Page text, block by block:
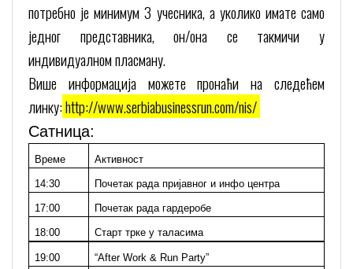
потребно је минимум 3 учесника, а уколико имате само
једног представника, он/она се такмичи у
индивидуалном пласману.
Више информација можете пронаћи на следећем
линку:http://www.serbiabusinessrun.com/nis/
Сатница:
Време Активност
14:30 Почетак рада пријавног и инфо центра
17:00 Почетак рада гардеробе
18:00 Старт трке у таласима
19:00 “After Work & Run Party”